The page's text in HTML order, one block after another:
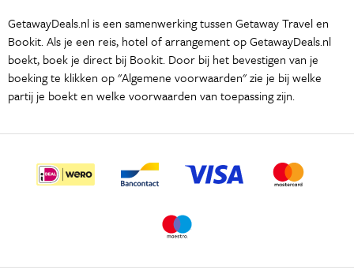
GetawayDeals.nl is een samenwerking tussen Getaway Travel en
Bookit. Als je een reis, hotel of arrangement op GetawayDeals.nl
boekt, boek je direct bij Bookit. Door bij het bevestigen van je
boeking te klikken op "Algemene voorwaarden" zie je bij welke
partij je boekt en welke voorwaarden van toepassing zijn.